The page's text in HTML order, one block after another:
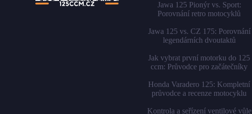
Jawa 125 Pionýr vs. Sport:
Porovnání retro motocyklů
Jawa 125 vs. CZ 175: Porovnání
legendárních dvoutaktů
Jak vybrat první motorku do 125
ccm: Průvodce pro začátečníky
Honda Varadero 125: Kompletní
průvodce a recenze motocyklu
Kontrola a seřízení ventilové vůle